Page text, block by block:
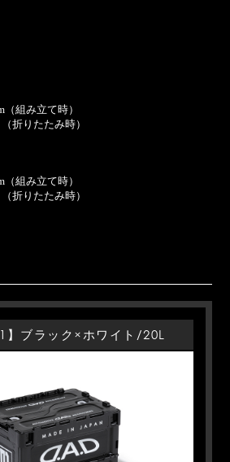
（組み立て時）
折りたたみ時）
（組み立て時）
折りたたみ時）
】ブラック×ホワイト/20L